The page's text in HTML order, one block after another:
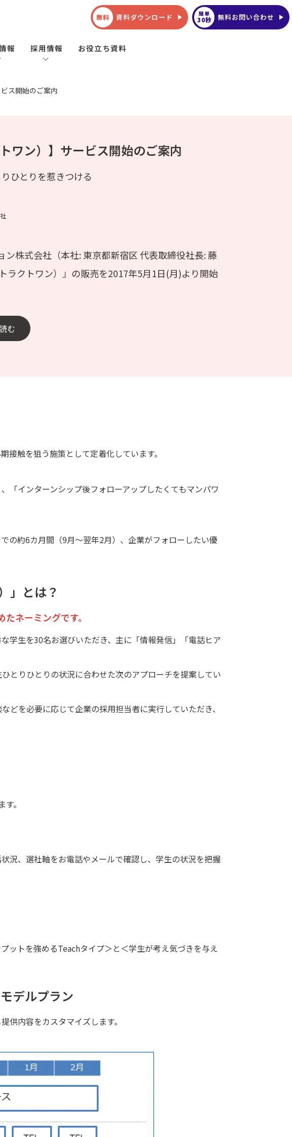
報 採用情報 お役立ち資料
無料 資料ダウンロード 簡単
30秒 無料お問い合わせ
ス開始のご案内
ワン）】サービス開始のご案内
ひとりを惹きつける
ン株式会社（本社: 東京都新宿区 代表取締役社長: 藤
クトワン）」の販売を2017年5月1日(月)より開始
む
触を狙う施策として定着化しています。
「インターンシップ後フォローアップしたくてもマンパワ
の約6カ月間（9月～翌年2月）、企業がフォローしたい優
」とは？
ネーミングです。
学生を30名お選びいただき、主に「情報発信」「電話ヒア
とりひとりの状況に合わせた次のアプローチを提案してい
を必要に応じて企業の採用担当者に実行していただき、
。
況、選社軸をお電話やメールで確認し、学生の状況を把握
ットを強めるTeachタイプ＞と＜学生が考え気づきを与え
デルプラン
供内容をカスタマイズします。